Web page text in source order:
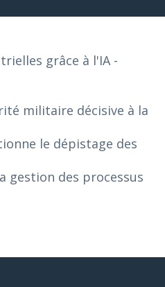
grâce à l'IA -
militaire décisive à la
le dépistage des
gestion des processus